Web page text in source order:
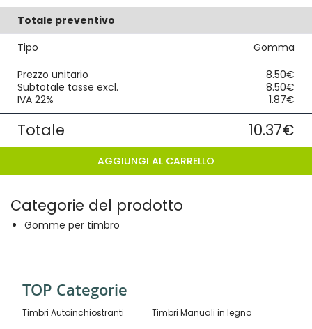
Totale preventivo
Tipo
Gomma
Prezzo unitario
8.50€
Subtotale tasse excl.
8.50€
IVA 22%
1.87€
Totale 10.37€
AGGIUNGI AL CARRELLO
Categorie del prodotto
Gomme per timbro
TOP Categorie
Timbri Autoinchiostranti Timbri Manuali in legno